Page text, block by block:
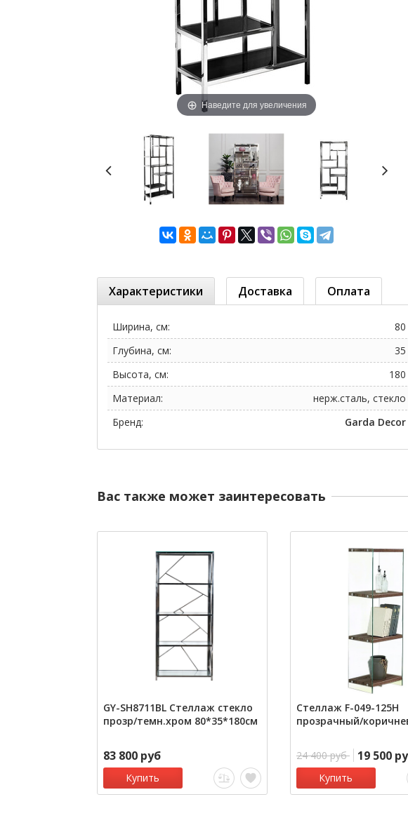
Наведите для увеличения
Характеристики Доставка Оплата
Ширина, см:
80
Глубина, см:
35
Высота, см:
180
Материал:
нерж.сталь, стекло
Бренд:
Garda Decor
Вас также может заинтересовать
GY-SH8711BL Стеллаж стекло
прозр/темн.хром 80*35*180см
83 800 руб
Купить
Стеллаж F-049-125H
прозрачный/
24 400 руб 19 500
Купить